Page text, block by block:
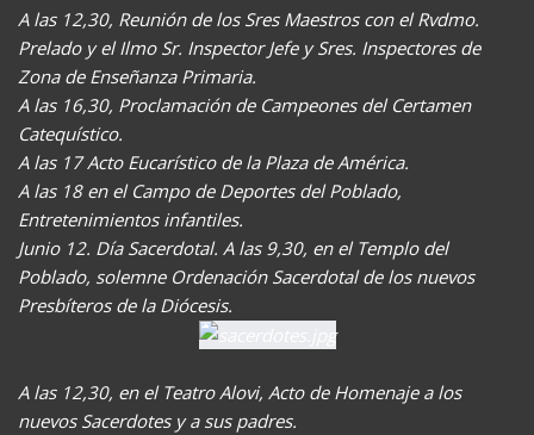
A las 12,30, Reunión de los Sres Maestros con el Rvdmo.
Prelado y el Ilmo Sr. Inspector Jefe y Sres. Inspectores de
Zona de Enseñanza Primaria.
A las 16,30, Proclamación de Campeones del Certamen
Catequístico.
A las 17 Acto Eucarístico de la Plaza de América.
A las 18 en el Campo de Deportes del Poblado,
Entretenimientos infantiles.
Junio 12. Día Sacerdotal. A las 9,30, en el Templo del
Poblado, solemne Ordenación Sacerdotal de los nuevos
Presbíteros de la Diócesis.
A las 12,30, en el Teatro Alovi, Acto de Homenaje a los
nuevos Sacerdotes y a sus padres.